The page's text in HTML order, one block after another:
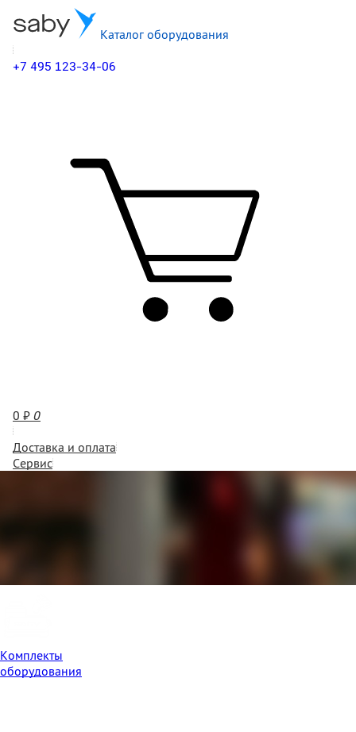
Каталог оборудования
+7 495 123-34-06
0 ₽ 0
Доставка и оплата
Сервис
Комплекты
оборудования